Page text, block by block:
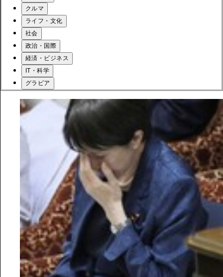
クルマ
ライフ・文化
社会
政治・国際
経済・ビジネス
IT・科学
グラビア